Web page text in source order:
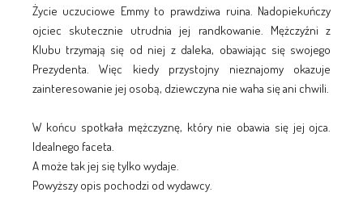
Życie uczuciowe Emmy to prawdziwa ruina. Nadopiekuńczy
ojciec skutecznie utrudnia jej randkowanie. Mężczyźni z
Klubu trzymają się od niej z daleka, obawiając się swojego
Prezydenta. Więc kiedy przystojny nieznajomy okazuje
zainteresowanie jej osobą, dziewczyna nie waha się ani chwili.
W końcu spotkała mężczyznę, który nie obawia się jej ojca.
Idealnego faceta.
A może tak jej się tylko wydaje.
Powyższy opis pochodzi od wydawcy.